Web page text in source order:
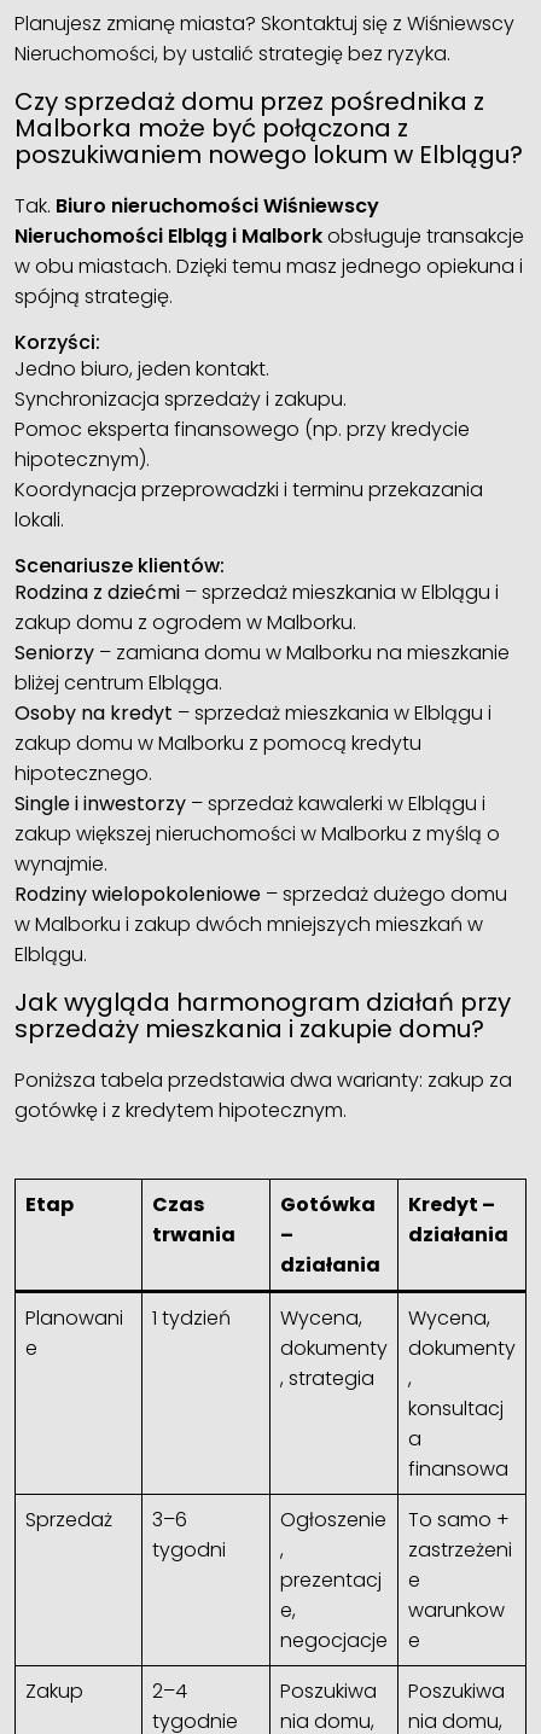
Planujesz zmianę miasta? Skontaktuj się z Wiśniewscy
Nieruchomości, by ustalić strategię bez ryzyka.
Czy sprzedaż domu przez pośrednika z
Malborka może być połączona z
poszukiwaniem nowego lokum w Elblągu?
Tak. Biuro nieruchomości Wiśniewscy
Nieruchomości Elbląg i Malborkobsługuje transakcje
w obu miastach. Dzięki temu masz jednego opiekuna i
spójną strategię.
Korzyści:
Jedno biuro, jeden kontakt.
Synchronizacja sprzedaży i zakupu.
Pomoc eksperta finansowego (np. przy kredycie
hipotecznym).
Koordynacja przeprowadzki i terminu przekazania
lokali.
Scenariusze klientów:
Rodzina z dziećmi – sprzedaż mieszkania w Elblągu i
zakup domu z ogrodem w Malborku.
Seniorzy – zamiana domu w Malborku na mieszkanie
bliżej centrum Elbląga.
Osoby na kredyt – sprzedaż mieszkania w Elblągu i
zakup domu w Malborku z pomocą kredytu
hipotecznego.
Single i inwestorzy – sprzedaż kawalerki w Elblągu i
zakup większej nieruchomości w Malborku z myślą o
wynajmie.
Rodziny wielopokoleniowe – sprzedaż dużego domu
w Malborku i zakup dwóch mniejszych mieszkań w
Elblągu.
Jak wygląda harmonogram działań przy
sprzedaży mieszkania i zakupie domu?
Poniższa tabela przedstawia dwa warianty: zakup za
gotówkę i z kredytem hipotecznym.
Etap
Czas
trwania
Gotówka
–
działania
Kredyt –
działania
Planowani
e
1 tydzień
Wycena,
dokumenty
, strategia
Wycena,
dokumenty
,
konsultacj
a
finansowa
Sprzedaż
3–6
tygodni
Ogłoszenie
,
prezentacj
e,
negocjacje
To samo +
zastrzeżeni
e
warunkow
e
Zakup
2–4
tygodnie
Poszukiwa
nia domu,
Poszukiwa
nia domu,